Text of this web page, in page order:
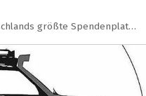
Deutschlands größte Spendenplattform